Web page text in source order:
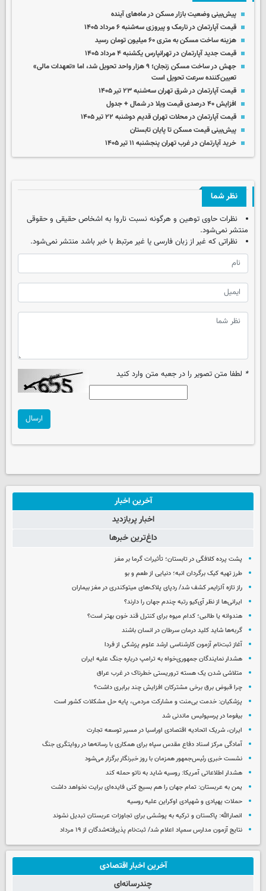
پیش‌بینی وضعیت بازار مسکن در ماه‌های آینده
قیمت آپارتمان در نارمک و پیروزی سه‌شنبه ۶ مرداد ۱۴۰۵
هزینه ساخت مسکن به متری ۶۰ میلیون تومان رسید
قیمت جدید آپارتمان در تهرانپارس یکشنبه ۴ مرداد ۱۴۰۵
جهش در ساخت مسکن زنجان؛ ۹ هزار واحد تحویل شد، اما «تعهدات مالی»
تعیین‌کننده سرعت تحویل است
قیمت آپارتمان در شرق تهران سه‌شنبه ۲۳ تیر ۱۴۰۵
افزایش ۴۰ درصدی قیمت ویلا در شمال + جدول
قیمت آپارتمان در محلات تهران قدیم دوشنبه ۲۲ تیر ۱۴۰۵
پیش‌بینی قیمت مسکن تا پایان تابستان
خرید آپارتمان در غرب تهران پنجشنبه ۱۱ تیر ۱۴۰۵
نظر شما
نظرات حاوی توهین و هرگونه نسبت ناروا به اشخاص حقیقی و حقوقی
منتشر نمی‌شود.
نظراتی که غیر از زبان فارسی یا غیر مرتبط با خبر باشد منتشر نمی‌شود.
* لطفا متن تصویر را در جعبه متن وارد کنید
ارسال
آخرین اخبار
اخبار پربازدید
داغ‌ترین خبرها
پشت پرده کلافگی در تابستان؛ تأثیرات گرما بر مغز
طرز تهیه کیک برگردان انبه؛ دنیایی از طعم و بو
راز تازه آلزایمر کشف شد/ ردپای پلاک‌های میتوکندری در مغز بیماران
ایرانی‌ها از نظر آی‌کیو رتبه چندم جهان را دارند؟
هندوانه یا طالبی؛ کدام‌ میوه برای کنترل قند خون بهتر است؟
گربه‌ها شاید کلید درمان سرطان در انسان باشند
آغاز ثبت‌نام‌ آزمون کارشناسی ارشد علوم پزشکی از فردا
هشدار نمایندگان جمهوری‌خواه به ترامپ درباره جنگ علیه ایران
متلاشی شدن یک هسته تروریستی خطرناک در غرب عراق
چرا قبوض برق برخی مشترکان افزایش چند برابری داشت؟
پزشکیان: خدمت بی‌منت و مشارکت مردمی، پایه حل مشکلات کشور است
بیفوما در پرسپولیس ماندنی شد
ایران، شریک اتحادیه اقتصادی اوراسیا در مسیر توسعه تجارت
آمادگی مرکز اسناد دفاع مقدس سپاه برای همکاری با رسانه‌ها در روایتگری جنگ
نشست خبری رئیس‌جمهور همزمان با روز خبرنگار برگزار می‌شود
هشدار اطلاعاتی آمریکا: روسیه شاید به ناتو حمله کند
یمن به عربستان: تمام جهان را هم بسیج کنی فایده‌ای برایت نخواهد داشت
حملات پهپادی و شهپادی اوکراین علیه روسیه
انصارالله: پاکستان و ترکیه به پوششی برای تجاوزات عربستان تبدیل نشوند
نتایج آزمون مدارس سمپاد اعلام شد/ ثبت‌نام پذیرفته‌شدگان از ۱۹ مرداد
آخرین اخبار اقتصادی
چندرسانه‌ای